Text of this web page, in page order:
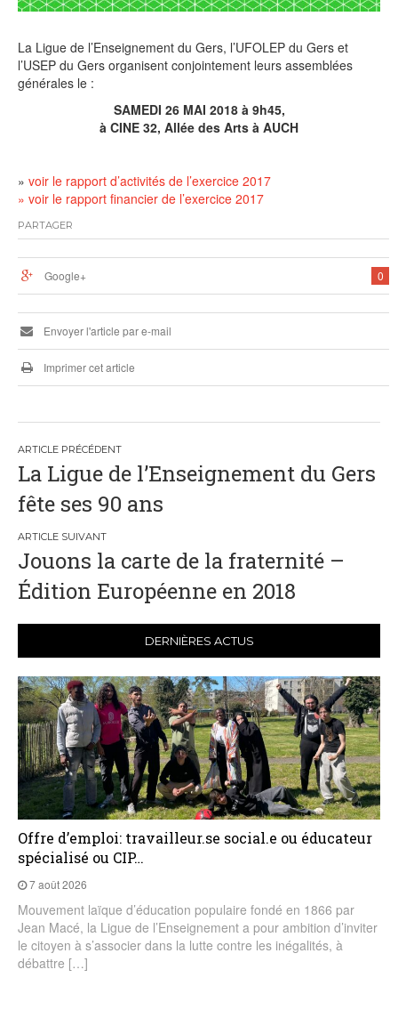
La Ligue de l’Enseignement du Gers, l’UFOLEP du Gers et
l’USEP du Gers organisent conjointement leurs assemblées
générales le :
SAMEDI 26 MAI 2018 à 9h45,
à CINE 32, Allée des Arts à AUCH
» voir le rapport d’activités de l’exercice 2017
» voir le rapport financier de l’exercice 2017
PARTAGER
0
Google+
Envoyer l'article par e-mail
Imprimer cet article
Navigation
de
l’article
La Ligue de l’Enseignement du Gers
fête ses 90 ans
Jouons la carte de la fraternité –
Édition Européenne en 2018
DERNIÈRES ACTUS
Offre d’emploi: travailleur.se social.e ou éducateur
spécialisé ou CIP…
7 août 2026
Mouvement laïque d’éducation populaire fondé en 1866 par
Jean Macé, la Ligue de l’Enseignement a pour ambition d’inviter
le citoyen à s’associer dans la lutte contre les inégalités, à
débattre […]